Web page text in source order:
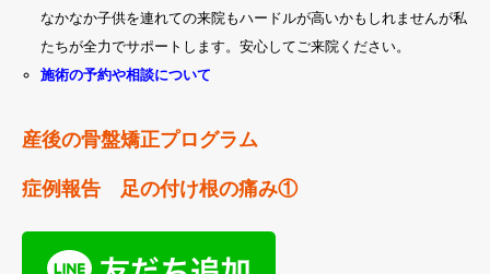
なかなか子供を連れての来院もハードルが高いかもしれませんが私
たちが全力でサポートします。安心してご来院ください。
施術の予約や相談について
産後の骨盤矯正プログラム
症例報告 足の付け根の痛み①